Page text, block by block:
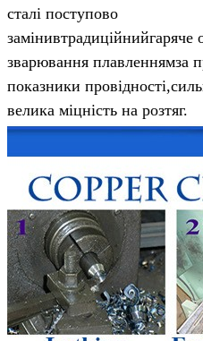
сталі поступово
замінивтрадиційнийгаряче
зварювання плавленнямза
показники провідності,
велика міцність на розтяг.